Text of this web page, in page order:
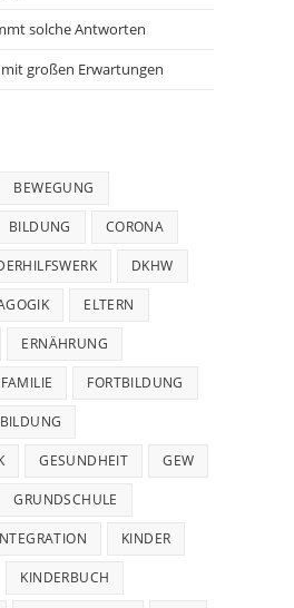
solche Antworten
großen Erwartungen
BEWEGUNG
BILDUNG CORONA
DKHW
ELTERN
ERNÄHRUNG
FAMILIE FORTBILDUNG
GESUNDHEIT GEW
GRUNDSCHULE
KINDER
KINDERBUCH